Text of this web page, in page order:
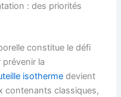
: des priorités
constitue le défi
prévenir la
isotherme devient
contenants classiques,